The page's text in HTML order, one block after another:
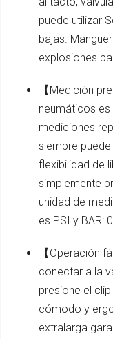
puede utilizar
bajas.
explosiones
【Medición
neumáticos
mediciones
siempre
flexibilidad de
simplemente
unidad de
es PSI y BAR:
【Operación
conectar a la
presione el
cómodo y
extralarga